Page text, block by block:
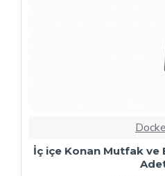
Kapitoneli Sandalye
9.600,00TL